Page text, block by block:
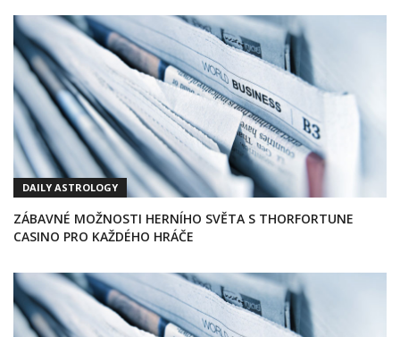
DAILY ASTROLOGY
ZÁBAVNÉ MOŽNOSTI HERNÍHO SVĚTA S THORFORTUNE
CASINO PRO KAŽDÉHO HRÁČE